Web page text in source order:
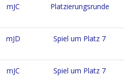
mJC Platzierungsrunde
mJD Spiel um Platz 7
mJC Spiel um Platz 7